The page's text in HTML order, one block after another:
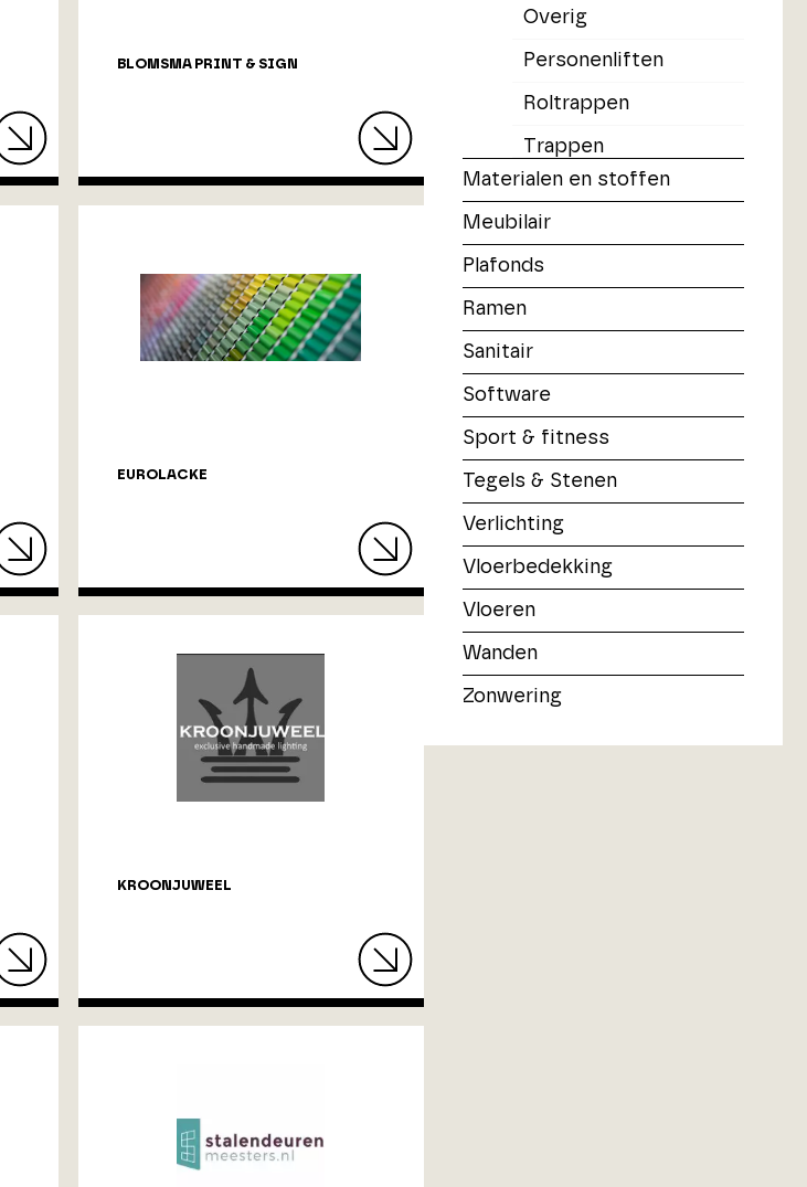
Overig
Personenliften
Roltrappen
Trappen
Materialen en stoffen
Meubilair
Plafonds
Ramen
Sanitair
Software
Sport & fitness
Tegels & Stenen
Verlichting
Vloerbedekking
Vloeren
Wanden
Zonwering
BLOMSMA PRINT & SIGN
EUROLACKE
KROONJUWEEL